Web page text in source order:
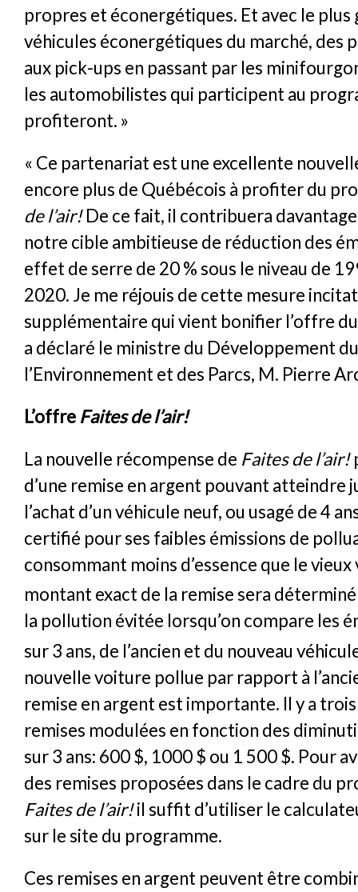
propres et éconergétiques. Et avec le plus
véhicules éconergétiques du marché, des
aux pick-ups en passant par les
les automobilistes qui participent au
profiteront. »
« Ce partenariat est une excellente
encore plus de Québécois à profiter du
de l’air!De ce fait, il contribuera
notre cible ambitieuse de réduction des
effet de serre de 20 % sous le niveau de
2020. Je me réjouis de cette mesure
supplémentaire qui vient bonifier l’offre
a déclaré le ministre du Développement
l’Environnement et des Parcs, M. Pierre
L’offre Faites de l’air!
La nouvelle récompense de Faites de l’air!
d’une remise en argent pouvant atteindre
l’achat d’un véhicule neuf, ou usagé de 4
certifié pour ses faibles émissions de
consommant moins d’essence que le vieux
montant exact de la remise sera
la pollution évitée lorsqu’on compare les
sur 3 ans, de l’ancien et du nouveau
nouvelle voiture pollue par rapport à
remise en argent est importante. Il y a
remises modulées en fonction des
sur 3 ans: 600 $, 1000 $ ou 1 500 $. Pour
des remises proposées dans le cadre du
Faites de l’air!il suffit d’utiliser le
sur le site du programme.
Ces remises en argent peuvent être